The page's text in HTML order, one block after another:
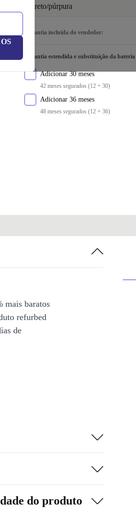
preto/púrpura
Garantia incluída do vendedor:
Garantia estendida e substituição da bateria
Adicionar 30 meses
42 meses segurados (12 + 30)
Adicionar 36 meses
48 meses segurados (12 + 36)
mais baratos
refurbed
de
do produto